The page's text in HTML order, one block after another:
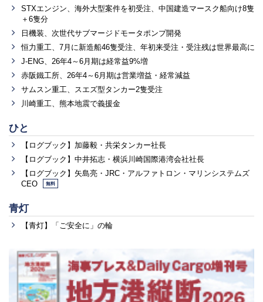
STXエンジン、海外大型案件を初受注、中国建造マースク船向け8隻
＋6隻分
日機装、次世代サブマージドモータポンプ開発
恒力重工、7月に新造船46隻受注、年初来受注・受注残は世界最高に
J-ENG、26年4～6月期は経常益9%増
赤阪鐵工所、26年4～6月期は営業増益・経常減益
サムスン重工、スエズ型タンカー2隻受注
川崎重工、熊本地震で義援金
ひと
【ログブック】加藤毅・共栄タンカー社長
【ログブック】中井拓志・横浜川崎国際港湾会社社長
【ログブック】矢島亮・JRC・アルファトロン・マリンシステムズ
CEO
無料
青灯
【青灯】「ご安全に」の輪